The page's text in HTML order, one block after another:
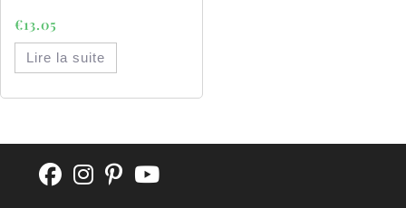
€13.05
Lire la suite